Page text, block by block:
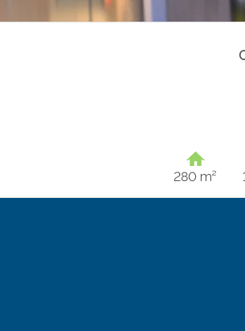
280 m²